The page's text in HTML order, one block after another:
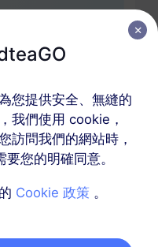
詳情
您提供安全、無縫的
我們使用 cookie，
訪問我們的網站時，
您的明確同意。
Cookie 政策 。